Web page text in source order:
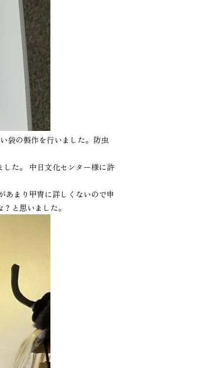
袋の製作を行いました。防虫
た。 中日文化センター様に許
あまり甲冑に詳しくないので申
と思いました。